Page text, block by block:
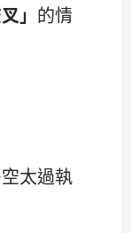
」 的情
太過執